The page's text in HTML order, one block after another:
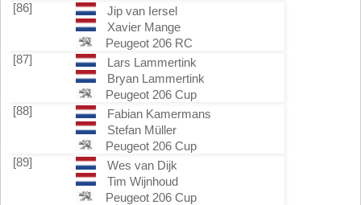
[86]
Jip van Iersel
Xavier Mange
Peugeot 206 RC
[87]
Lars Lammertink
Bryan Lammertink
Peugeot 206 Cup
[88]
Fabian Kamermans
Stefan Müller
Peugeot 206 Cup
[89]
Wes van Dijk
Tim Wijnhoud
Peugeot 206 Cup